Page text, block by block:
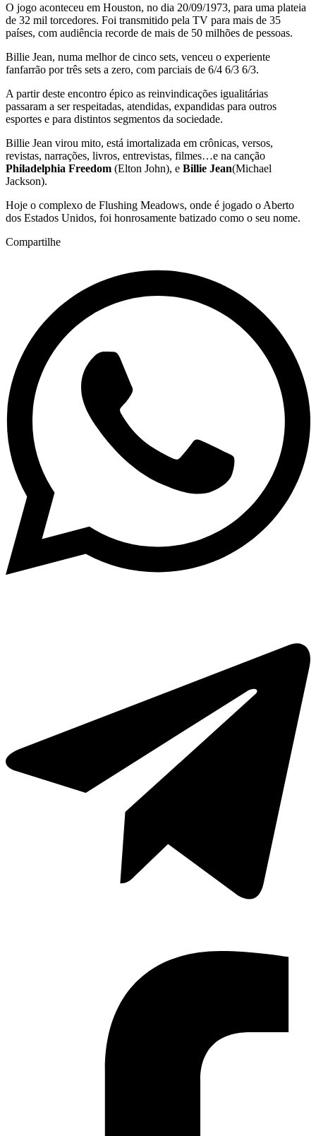
O jogo aconteceu em Houston, no dia 20/09/1973, para uma plateia
de 32 mil torcedores. Foi transmitido pela TV para mais de 35
países, com audiência recorde de mais de 50 milhões de pessoas.
Billie Jean, numa melhor de cinco sets, venceu o experiente
fanfarrão por três sets a zero, com parciais de 6/4 6/3 6/3.
A partir deste encontro épico as reinvindicações igualitárias
passaram a ser respeitadas, atendidas, expandidas para outros
esportes e para distintos segmentos da sociedade.
Billie Jean virou mito, está imortalizada em crônicas, versos,
revistas, narrações, livros, entrevistas, filmes…e na canção
Philadelphia Freedom (Elton John), e Billie Jean(Michael
Jackson).
Hoje o complexo de Flushing Meadows, onde é jogado o Aberto
dos Estados Unidos, foi honrosamente batizado como o seu nome.
Compartilhe